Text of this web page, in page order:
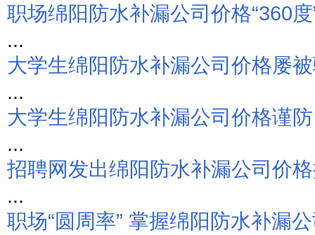
职场绵阳防水补漏公司价格“360度
...
大学生绵阳防水补漏公司价格屡
...
大学生绵阳防水补漏公司价格谨
...
招聘网发出绵阳防水补漏公司价
...
职场“圆周率” 掌握绵阳防水补漏